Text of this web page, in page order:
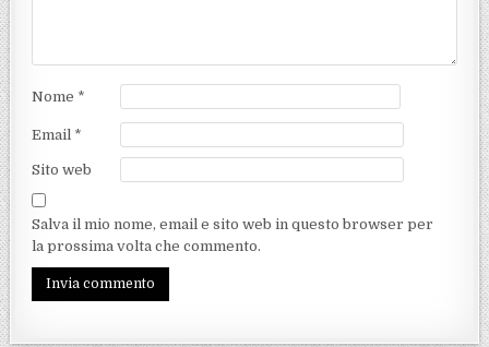
Nome *
Email *
Sito web
Salva il mio nome, email e sito web in questo browser per
la prossima volta che commento.